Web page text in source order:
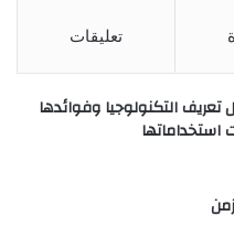
تعليقات
التكنولوجيا وفوائدها
استخداماتها